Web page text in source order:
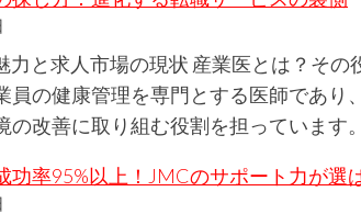
力と求人市場の現状 産業医とは？そ
員の健康管理を専門とする医師であり
の改善に取り組む役割を担っています
功率95%以上！JMCのサポート力が選